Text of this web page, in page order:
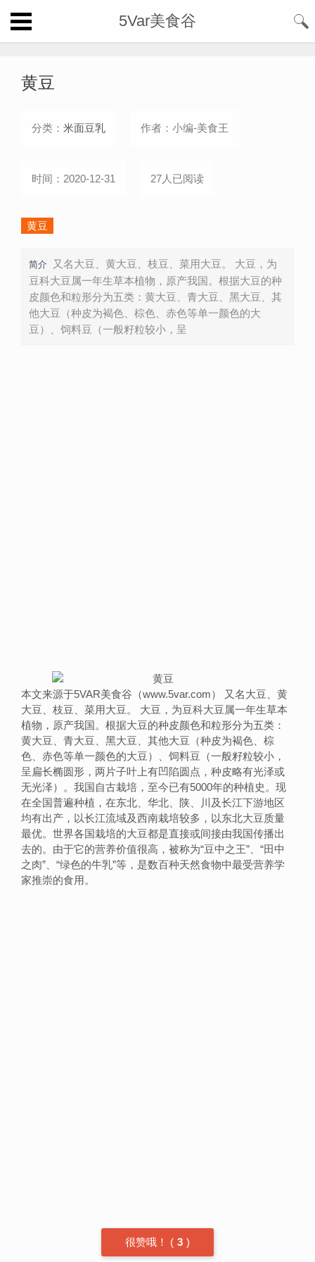
5Var美食谷
黄豆
分类： 米面豆乳 作者：小编-美食王
时间：2020-12-31 27人已阅读
黄豆
简介
又名大豆、黄大豆、枝豆、菜用大豆。 大豆，为
豆科大豆属一年生草本植物，原产我国。根据大豆的种
皮颜色和粒形分为五类：黄大豆、青大豆、黑大豆、其
他大豆（种皮为褐色、棕色、赤色等单一颜色的大
豆）、饲料豆（一般籽粒较小，呈
本文来源于5VAR美食谷（www.5var.com） 又名大豆、黄
大豆、枝豆、菜用大豆。 大豆，为豆科大豆属一年生草本
植物，原产我国。根据大豆的种皮颜色和粒形分为五类：
黄大豆、青大豆、黑大豆、其他大豆（种皮为褐色、棕
色、赤色等单一颜色的大豆）、饲料豆（一般籽粒较小，
呈扁长椭圆形，两片子叶上有凹陷圆点，种皮略有光泽或
无光泽）。我国自古栽培，至今已有5000年的种植史。现
在全国普遍种植，在东北、华北、陕、川及长江下游地区
均有出产，以长江流域及西南栽培较多，以东北大豆质量
最优。世界各国栽培的大豆都是直接或间接由我国传播出
去的。由于它的营养价值很高，被称为“豆中之王”、“田中
之肉”、“绿色的牛乳”等，是数百种天然食物中最受营养学
家推崇的食用。
很赞哦！ ( 3 )